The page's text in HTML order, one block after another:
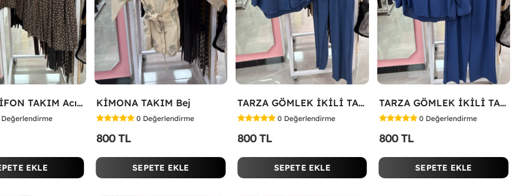
ETEKLİ ŞİFON TAKIM Acı Kahve
Değerlendirme
EKLE
KİMONA TAKIM Bej
0 Değerlendirme
800 TL
SEPETE EKLE
TARZA GÖMLEK İKİLİ TAKIM KOT KUMAŞ Mavi
0 Değerlendirme
800 TL
SEPETE EKLE
TARZA GÖMLEK İKİLİ TAKIM Lacivert
0 Değerlendirme
800 TL
SEPETE EKLE